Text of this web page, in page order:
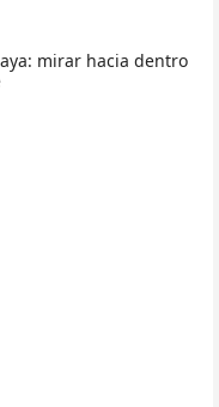
mirar hacia dentro